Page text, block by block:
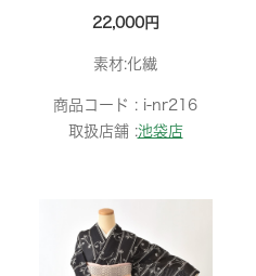
22,000円
素材:化繊
商品コード : i-nr216
取扱店舗 :池袋店